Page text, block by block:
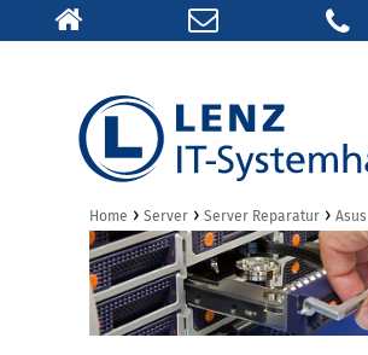
Home › Server › Server Reparatur › Asus